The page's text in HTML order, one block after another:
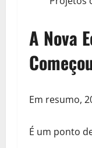
A Nova
Em resumo,
É um ponto